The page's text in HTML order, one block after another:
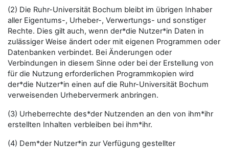
(2) Die Ruhr-Universität Bochum bleibt im übrigen Inhaber
aller Eigentums-, Urheber-, Verwertungs- und sonstiger
Rechte. Dies gilt auch, wenn der*die Nutzer*in Daten in
zulässiger Weise ändert oder mit eigenen Programmen oder
Datenbanken verbindet. Bei Änderungen oder
Verbindungen in diesem Sinne oder bei der Erstellung von
für die Nutzung erforderlichen Programmkopien wird
der*die Nutzer*in einen auf die Ruhr-Universität Bochum
verweisenden Urhebervermerk anbringen.
(3) Urheberrechte des*der Nutzenden an den von ihm*ihr
erstellten Inhalten verbleiben bei ihm*ihr.
(4) Dem*der Nutzer*in zur Verfügung gestellter